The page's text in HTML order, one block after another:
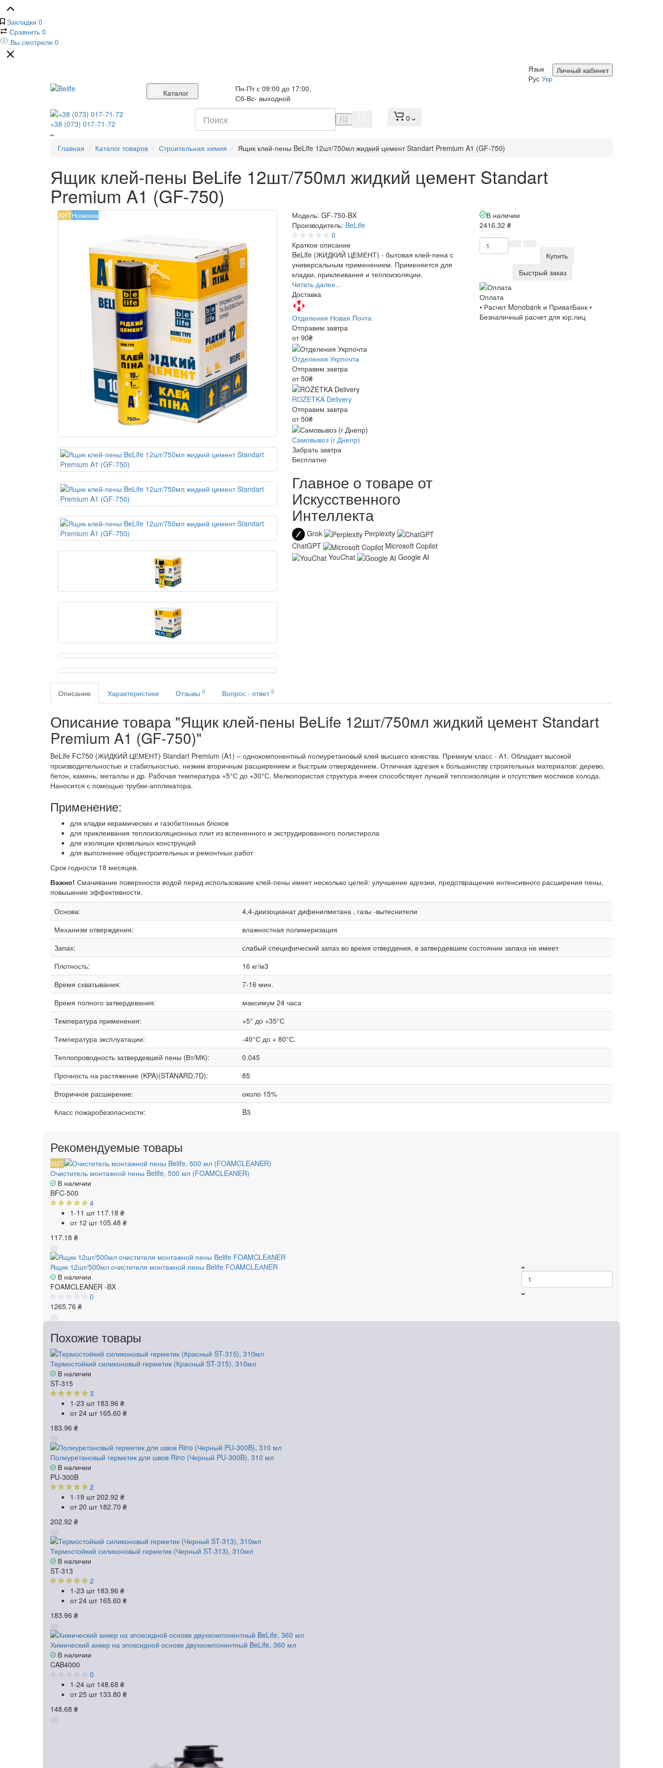
Закладки 0
Сравнить 0
Вы смотрели 0
Личный кабинет
Язык
Рус Укр
Каталог
Пн-Пт с 09:00 до 17:00,
Сб-Вс- выходной
+38 (073) 017-71-72
0
Главная Каталог товаров Строительная химия Ящик клей-пены BeLife 12шт/750мл жидкий цемент Standart Premium A1 (GF-750)
Ящик клей-пены BeLife 12шт/750мл жидкий цемент Standart
Premium A1 (GF-750)
ХИТНовинка Модель: GF-750-BX
Производитель: BeLife
0
Краткое описание
BeLife (ЖИДКИЙ ЦЕМЕНТ) - бытовая клей-пена с
универсальным применением. Применяется для
кладки, приклеивания и теплоизоляции.
Читать далее...
Доставка
Отделения Новая Почта
Отправим завтра
от 90₴
Отделения Укрпочта
Отправим завтра
от 50₴
ROZETKA Delivery
Отправим завтра
от 50₴
Самовывоз (г.Днепр)
Забрать завтра
Бесплатно
Главное о товаре от
Искусственного
Интеллекта
Grok
Perplexity
ChatGPT
Microsoft Copilot
YouChat
Google AI
В наличии
2416.32 ₴
Купить
Быстрый заказ
Оплата
• Расчет Monobank и ПриватБанк •
Безналичный расчет для юр.лиц
Описание Характеристики Отзывы 0 Вопрос - ответ 0
Описание товара "Ящик клей-пены BeLife 12шт/750мл жидкий цемент Standart
Premium A1 (GF-750)"
BeLife FС750 (ЖИДКИЙ ЦЕМЕНТ) Standart Premium (A1) – однокомпонентный полиуретановый клей высшего качества. Премиум класс - А1. Обладает высокой
производительностью и стабильностью, низким вторичным расширением и быстрым отверждением. Отличная адгезия к большинству строительных материалов: дерево,
бетон, камень, металлы и др. Рабочая температура +5°С до +30°С. Мелкопористая структура ячеек способствует лучшей теплоизоляции и отсутствия мостиков холода.
Наносится с помощью трубки-аппликатора.
Применение:
для кладки керамических и газобетонных блоков
для приклеивания теплоизоляционных плит из вспененного и экструдированного полистирола
для изоляции кровельных конструкций
для выполнение общестроительных и ремонтных работ
Срок годности 18 месяцев.
Важно! Смачивание поверхности водой перед использование клей-пены имеет несколько целей: улучшение адгезии, предотвращение интенсивного расширения пены,
повышение эффективности.
Основа:
4,4-диизоцианат дифенилметана , газы -вытеснители
Механизм отверждения:
влажностная полимеризация
Запах:
слабый специфический запах во время отвердения, в затвердевшем состоянии запаха не имеет
Плотность:
16 кг/м3
Время схватывания:
7-16 мин.
Время полного затвердевания:
максимум 24 часа
Температура применения:
+5° до +35°С
Температура эксплуатации:
-40°С до + 80°С.
Теплопроводность затвердевшей пены (Вт/МК):
0.045
Прочность на растяжение (KPA)(STANARD,7D):
85
Вторичное расширение:
около 15%
Класс пожаробезопасности:
B3
Рекомендуемые товары
ХИТ
Очиститель монтажной пены Belife, 500 мл (FOAMCLEАNER)
В наличии
BFC-500
4
1-11 шт 117.18 ₴
от 12 шт 105.48 ₴
117.18 ₴
Ящик 12шт/500мл очистителя монтажной пены Belife FOAMCLEАNER
В наличии
FOAMCLEANER -BX
0
1265.76 ₴
Похожие товары
Термостойкий силиконовый герметик (Красный ST-315), 310мл
В наличии
ST-315
3
1-23 шт 183.96 ₴
от 24 шт 165.60 ₴
183.96 ₴
Полиуретановый герметик для швов Rino (Черный PU-300B), 310 мл
В наличии
PU-300B
2
1-19 шт202.92 ₴
от 20 шт 182.70 ₴
202.92 ₴
Термостойкий силиконовый герметик (Черный ST-313), 310мл
В наличии
ST-313
2
1-23 шт 183.96 ₴
от 24 шт 165.60 ₴
183.96 ₴
Химический анкер на эпоксидной основе двухкомпонентный BeLife, 360 мл
В наличии
CAB4000
0
1-24 шт 148.68 ₴
от 25 шт 133.80 ₴
148.68 ₴